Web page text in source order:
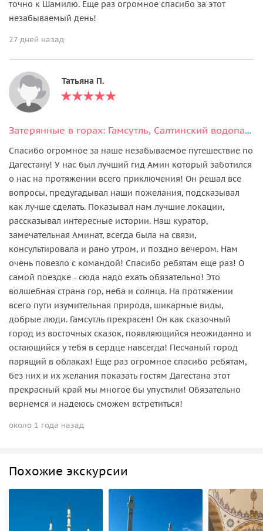
точно к Шамилю. Еще раз огромное спасибо за этот
незабываемый день!
27 дней назад
Татьяна П.
Затерянные в горах: Гамсутль, Салтинский водопад, Чохские террасы
Спасибо огромное за наше незабываемое путешествие по
Дагестану! У нас был лучший гид Амин который заботился
о нас на протяжении всего приключения! Он решал все
вопросы, предугадывал наши пожелания, подсказывал
как лучше сделать. Показывал нам лучшие локации,
рассказывал интересные истории. Наш куратор,
замечательная Аминат, всегда была на связи,
консультировала и рано утром, и поздно вечером. Нам
очень повезло с командой! Спасибо ребятам еще раз! О
самой поездке - сюда надо ехать обязательно! Это
волшебная страна гор, неба и солнца. На протяжении
всего пути изумительная природа, шикарные виды,
добрые люди. Гамсутль прекрасен! Он как сказочный
город из восточных сказок, появляющийся неожиданно и
остающийся у тебя в сердце навсегда! Песчаный город
парящий в облаках! Еще раз огромное спасибо ребятам,
без них и их желания показать гостям Дагестана этот
прекрасный край мы многое бы упустили! Обязательно
вернемся и надеюсь сможем встретиться!
около 1 года назад
Похожие экскурсии